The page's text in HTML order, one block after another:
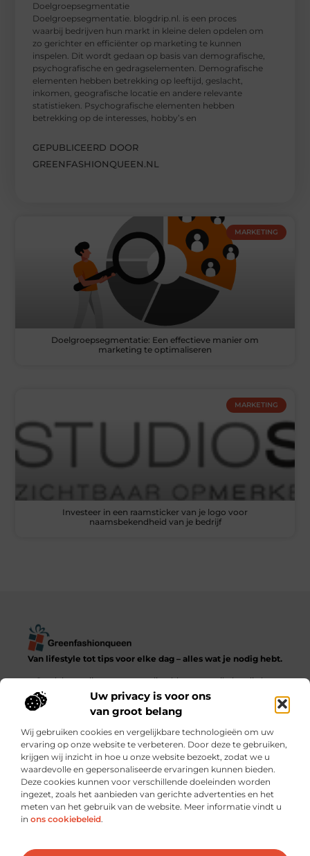
Uw privacy is voor ons
van groot belang
Wij gebruiken cookies en vergelijkbare technologieën om uw
ervaring op onze website te verbeteren. Door deze te gebruiken,
krijgen wij inzicht in hoe u onze website bezoekt, zodat we u
waardevolle en gepersonaliseerde ervaringen kunnen bieden.
Deze cookies kunnen voor verschillende doeleinden worden
ingezet, zoals het aanbieden van gerichte advertenties en het
meten van het gebruik van de website. Meer informatie vindt u
in ons cookiebeleid.
Doelgroepsegmentatie
Doelgroepsegmentatie. blogdrip.nl. is een proces
waarbij bedrijven hun markt in kleine delen opdelen om
zo gerichter en efficiënter op marketing te kunnen
inspelen. Dit wordt gedaan op basis van demografische,
psychografische en gedragselementen. Demografische
elementen hebben betrekking op leeftijd, geslacht,
inkomen, geografische locatie en andere relevante
statistieken. Psychografische elementen hebben
betrekking op de interesses, hobby’s en
GEPUBLICEERD DOOR
GREENFASHIONQUEEN.NL
MARKETING
Doelgroepsegmentatie: Een effectieve manier om
marketing te optimaliseren
MARKETING
Investeer in een raamsticker van je logo voor
naamsbekendheid van je bedrijf
Van lifestyle tot tips voor elke dag – alles wat je nodig hebt.
Ontdek een diverse verzameling blogs en artikelen die het
dagelijks leven in al zijn facetten verkennen, van praktische
adviezen tot inspirerende verhalen.
Bericht categorie
Onze informatie